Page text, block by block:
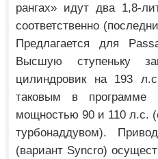
рангах» идут два 1,8-
соответственно
Предлагается для
Высшую ступеньку
цилиндровик на 193
таковым в
мощностью 90 и 110 л.с.
турбонаддувом).
(вариант Syncro)